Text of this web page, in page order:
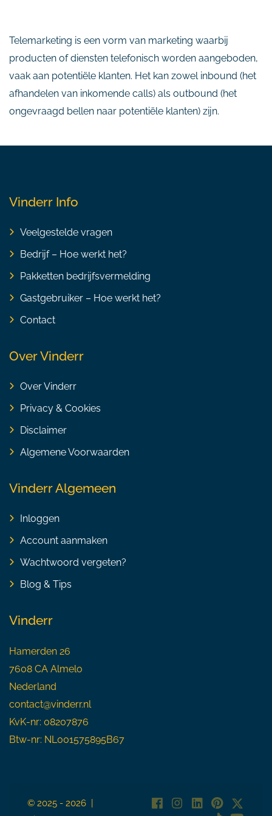
Telemarketing is een vorm van marketing waarbij
producten of diensten telefonisch worden aangeboden,
vaak aan potentiële klanten. Het kan zowel inbound (het
afhandelen van inkomende calls) als outbound (het
ongevraagd bellen naar potentiële klanten) zijn.
Vinderr Info
Veelgestelde vragen
Bedrijf – Hoe werkt het?
Pakketten bedrijfsvermelding
Gastgebruiker – Hoe werkt het?
Contact
Over Vinderr
Over Vinderr
Privacy & Cookies
Disclaimer
Algemene Voorwaarden
Vinderr Algemeen
Inloggen
Account aanmaken
Wachtwoord vergeten?
Blog & Tips
Vinderr
Hamerden 26
7608 CA Almelo
Nederland
contact@vinderr.nl
KvK-nr: 08207876
Btw-nr: NL001575895B67
© 2025 - 2026 |